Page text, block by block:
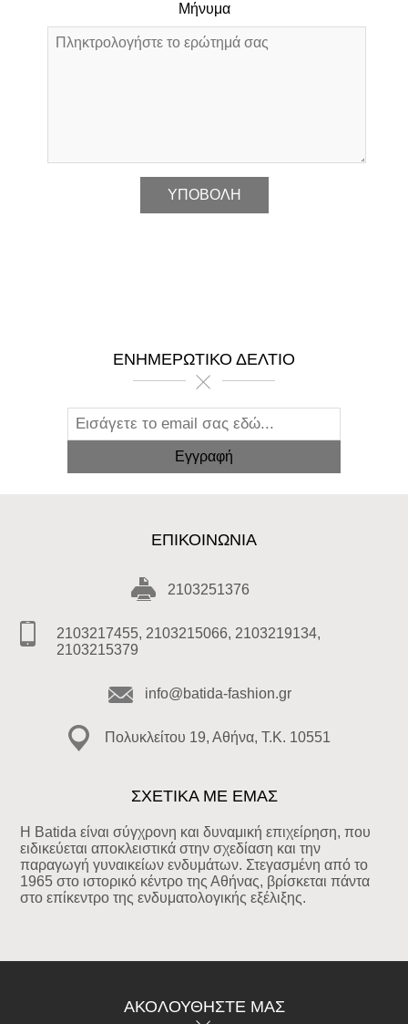
Μήνυμα
ΕΝΗΜΕΡΩΤΙΚΌ ΔΕΛΤΊΟ
ΕΠΙΚΟΙΝΩΝΊΑ
2103251376
2103217455, 2103215066, 2103219134,
2103215379
info@batida-fashion.gr
Πολυκλείτου 19, Αθήνα, T.K. 10551
ΣΧΕΤΙΚΑ ΜΕ ΕΜΑΣ
Η Batida είναι σύγχρονη και δυναμική επιχείρηση, που
ειδικεύεται αποκλειστικά στην σχεδίαση και την
παραγωγή γυναικείων ενδυμάτων. Στεγασμένη από το
1965 στο ιστορικό κέντρο της Αθήνας, βρίσκεται πάντα
στο επίκεντρο της ενδυματολογικής εξέλιξης.
ΑΚΟΛΟΥΘΉΣΤΕ ΜΑΣ